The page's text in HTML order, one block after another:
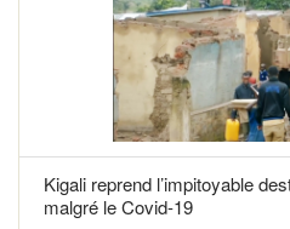
Kigali reprend l’impitoyable
malgré le Covid-19